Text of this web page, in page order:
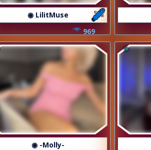
◉ LilitMuse
969
◉ -Molly-